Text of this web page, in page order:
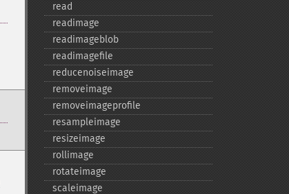
read
readimage
readimageblob
readimagefile
reducenoiseimage
removeimage
removeimageprofile
resampleimage
resizeimage
rollimage
rotateimage
scaleimage